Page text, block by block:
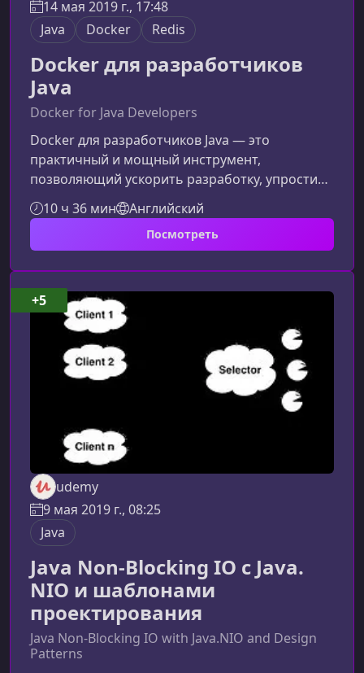
14 мая 2019 г., 17:48
Java
Docker Redis
Docker для разработчиков
Java
Docker for Java Developers
Docker для разработчиков Java — это
практичный и мощный инструмент,
позволяющий ускорить разработку, упростить
работу с инфраструктурой и обеспечить
стабильные, воспроизводимые окружения для
любых проектов. Этот обновлённый обзор
то, как он решает ключевые проблемы Java-
разработки.Основные сложности разработки
Java-приложенийСегодня Java-разработчик
работает с целой экосистемой технологий:
базами данн
10 ч 36 мин Английский
Посмотреть
udemy
9 мая 2019 г., 08:25
Java
Java Non-Blocking IO c Java.
NIO и шаблонами
проектирования
Java Non-Blocking IO with Java.NIO and Design
Patterns
+5